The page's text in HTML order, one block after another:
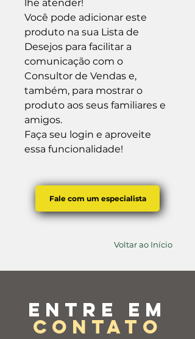
lhe atender!
Você pode adicionar este
produto na sua Lista de
Desejos para facilitar a
comunicação com o
Consultor de Vendas e,
também, para mostrar o
produto aos seus familiares e
amigos.
Faça seu login e aproveite
essa funcionalidade!
Fale com um especialista
Voltar ao Início
Entre em
contato